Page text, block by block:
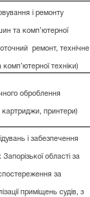
і ремонту
та комп’ютерної
ремонт, технічне
техніки)
оброблення
картриджи, принтери)
і забезпечення
області за
за
приміщень судів, з